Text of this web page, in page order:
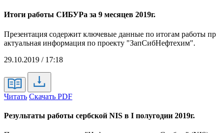
Итоги работы СИБУРа за 9 месяцев 2019г.
Презентация содержит ключевые данные по итогам работы
актуальная информация по проекту "ЗапСибНефтехим".
29.10.2019 / 17:18
Читать Скачать PDF
Результаты работы сербской NIS в I полугодии 2019г.